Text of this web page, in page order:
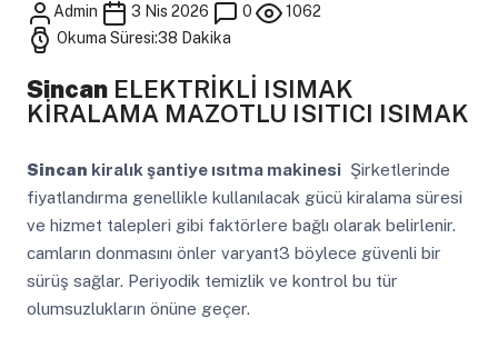
Admin 3 Nis 2026 0
1062
Okuma Süresi:38 Dakika
SincanELEKTRİKLİ ISIMAK
KİRALAMA MAZOTLU ISITICI ISIMAK
Sincan kiralık şantiye ısıtma makinesiŞirketlerinde
fiyatlandırma genellikle kullanılacak gücü kiralama süresi
ve hizmet talepleri gibi faktörlere bağlı olarak belirlenir.
camların donmasını önler varyant3 böylece güvenli bir
sürüş sağlar. Periyodik temizlik ve kontrol bu tür
olumsuzlukların önüne geçer.